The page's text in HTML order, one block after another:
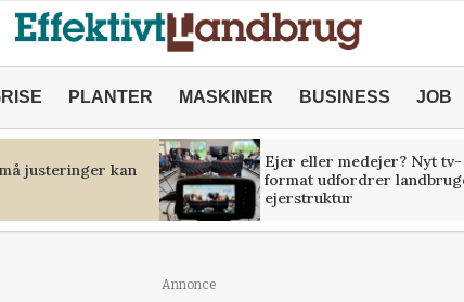
PLANTER MASKINER BUSINESS JOB
justeringer kan
Ejer eller medejer? Nyt tv-
format udfordrer
ejerstruktur
Annonce